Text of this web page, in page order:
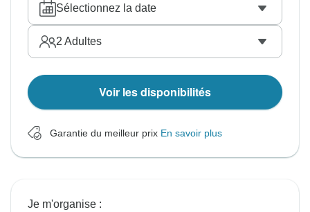
Sélectionnez la date
2 Adultes
Voir les disponibilités
Garantie du meilleur prix En savoir plus
Je m'organise :